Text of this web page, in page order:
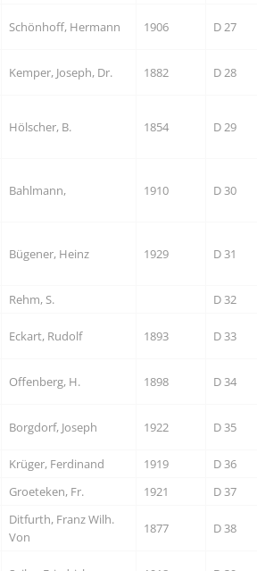
Schönhoff, Hermann 1906 D 27
Kemper, Joseph, Dr. 1882 D 28
Hölscher, B. 1854 D 29
Bahlmann, 1910 D 30
Bügener, Heinz 1929 D 31
Rehm, S.
D 32
Eckart, Rudolf 1893 D 33
Offenberg, H. 1898 D 34
Borgdorf, Joseph 1922 D 35
Krüger, Ferdinand 1919
D 36
Groeteken, Fr. 1921
D 37
Ditfurth, Franz Wilh.
Von
1877 D 38